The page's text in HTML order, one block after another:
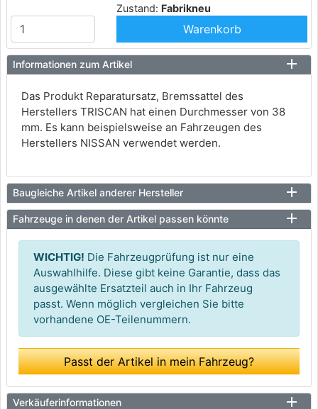
Zustand: Fabrikneu
Warenkorb
Informationen zum Artikel
Das Produkt Reparatursatz, Bremssattel des
Herstellers TRISCAN hat einen Durchmesser von 38
mm. Es kann beispielsweise an Fahrzeugen des
Herstellers NISSAN verwendet werden.
Baugleiche Artikel anderer Hersteller
Fahrzeuge in denen der Artikel passen könnte
WICHTIG! Die Fahrzeugprüfung ist nur eine
Auswahlhilfe. Diese gibt keine Garantie, dass das
ausgewählte Ersatzteil auch in Ihr Fahrzeug
passt. Wenn möglich vergleichen Sie bitte
vorhandene OE-Teilenummern.
Passt der Artikel in mein Fahrzeug?
Verkäuferinformationen